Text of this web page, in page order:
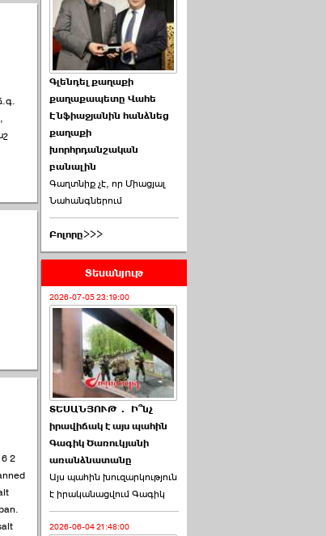
2
Գլենդել քաղաքի
քաղաքապետը Վահե
Էնֆիաջյանին հանձնեց
քաղաքի
խորհրդանշական
բանալին
Գաղտնիք չէ, որ Միացյալ
Նահանգներում
Բոլորը>>>
Տեսանյութ
2026-07-05 23:19:00
ՏԵՍԱՆՅՈՒԹ․ Ի՞նչ
իրավիճակ է այս պահին
Գագիկ Ծառուկյանի
առանձնատանը
Այս պահին խուզարկություն
է իրականացվում Գագիկ
2026-06-04 21:48:00